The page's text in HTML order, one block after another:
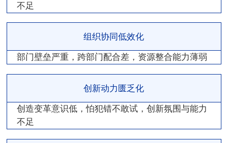
不足
组织协同低效化
部门壁垒严重，跨部门配合差，资源整合能力薄弱
创新动力匮乏化
创造变革意识低，怕犯错不敢试，创新氛围与能力
不足